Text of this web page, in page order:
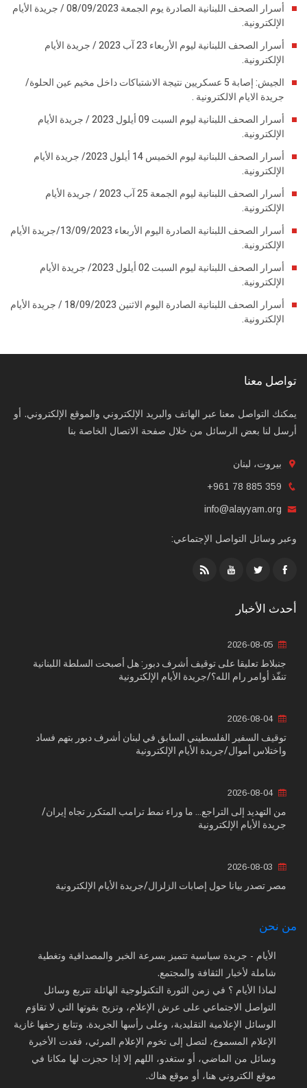
أسرار الصحف اللبنانية الصادرة يوم الجمعة 08/09/2023 / جريدة الأيام
الإلكترونية.
أسرار الصحف اللبنانية ليوم الأربعاء 23 آب 2023 / جريدة الأيام
الإلكترونية.
الجيش: إصابة 5 عسكريين نتيجة الاشتباكات داخل مخيم عين الحلوة/
جريدة الايام الالكترونية .
أسرار الصحف اللبنانية ليوم السبت 09 أيلول 2023 / جريدة الأيام
الإلكترونية.
أسرار الصحف اللبنانية ليوم الخميس 14 أيلول 2023/ جريدة الأيام
الإلكترونية.
أسرار الصحف اللبنانية ليوم الجمعة 25 آب 2023 / جريدة الأيام
الإلكترونية.
أسرار الصحف اللبنانية الصادرة اليوم الأربعاء 13/09/2023/جريدة الأيام
الإلكترونية.
أسرار الصحف اللبنانية ليوم السبت 02 أيلول 2023/ جريدة الأيام
الإلكترونية.
أسرار الصحف اللبنانية الصادرة اليوم الاثنين 18/09/2023 / جريدة الأيام
الإلكترونية.
تواصل معنا
يمكنك التواصل معنا عبر الهاتف والبريد الإلكتروني والموقع الإلكتروني. أو
أرسل لنا بعض الرسائل من خلال صفحة الاتصال الخاصة بنا
بيروت، لبنان
+961 78 885 359
info@alayyam.org
وعبر وسائل التواصل الإجتماعي:
أحدث الأخبار
جنبلاط تعليقا على توقيف أشرف دبور: هل أصبحت السلطة اللبنانية
تنفّذ أوامر رام الله؟/جريدة الأيام الإلكترونية
2026-08-04
توقيف السفير الفلسطيني السابق في لبنان أشرف دبور بتهم فساد
واختلاس أموال/جريدة الأيام الإلكترونية
2026-08-04
من التهديد إلى التراجع... ما وراء نمط ترامب المتكرر تجاه إيران/
جريدة الأيام الإلكترونية
مصر تصدر بيانا حول إصابات الزلزال/جريدة الأيام الإلكترونية
من نحن
الأيام - جريدة سياسية تتميز بسرعة الخبر والمصداقية وتغطية
شاملة لأخبار الثقافة والمجتمع.
لماذا الأيام ؟ في زمن الثورة التكنولوجية الهائلة تتربع وسائل
التواصل الاجتماعي على عرش الإعلام، وتزيح بقوتها التي لا تقاوَم
الوسائل الإعلامية التقليدية، وعلى رأسها الجريدة. وتتابع زحفها غازية
الإعلام المسموع، لتصل إلى تخوم الإعلام المرئي، فغدت الأخيرة
وسائل من الماضي، أو ستغدو، اللهم إلا إذا حجزت لها مكانا في
موقع الكتروني هنا، أو موقع هناك.